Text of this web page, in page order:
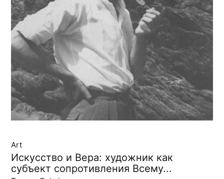
Art
Искусство и Вера: художник как
субъект сопротивления Всему...